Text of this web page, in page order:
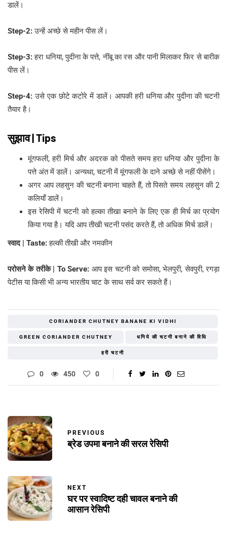
डालें।
Step-2:उन्हें अच्छे से महीन पीस लें।
Step-3:हरा धनिया, पुदीना के पत्ते, नींबू का रस और पानी मिलाकर फिर से बारीक
पीस लें।
Step-4:उसे एक छोटे कटोरे में डालें। आपकी हरी धनिया और पुदीना की चटनी
तैयार है।
सुझाव | Tips
मूंगफली, हरी मिर्च और अदरक को पीसते समय हरा धनिया और पुदीना के
पत्ते अंत में डालें। अन्यथा, चटनी में मूंगफली के दाने अच्छे से नहीं पीसेंगे।
अगर आप लहसुन की चटनी बनाना चाहते हैं, तो पिसते समय लहसुन की 2
कलियाँ डालें।
इस रेसिपी में चटनी को हल्का तीखा बनाने के लिए एक ही मिर्च का प्रयोग
किया गया है। यदि आप तीखी चटनी पसंद करते हैं, तो अधिक मिर्च डालें।
स्वाद | Taste:हल्की तीखी और नमकीन
परोसने के तरीके | To Serve: आप इस चटनी को समोसा, भेलपुरी, सेवपुरी, रगड़ा
पेटीस या किसी भी अन्य भारतीय चाट के साथ सर्व कर सकते हैं।
CORIANDER CHUTNEY BANANE KI VIDHI
GREEN CORIANDER CHUTNEY धनिये की चटनी बनाने की विधि
हरी चटनी
0 450 0
PREVIOUS
ब्रेड उपमा बनाने की सरल रेसिपी
NEXT
घर पर स्वादिष्ट दही चावल बनाने की
आसान रेसिपी